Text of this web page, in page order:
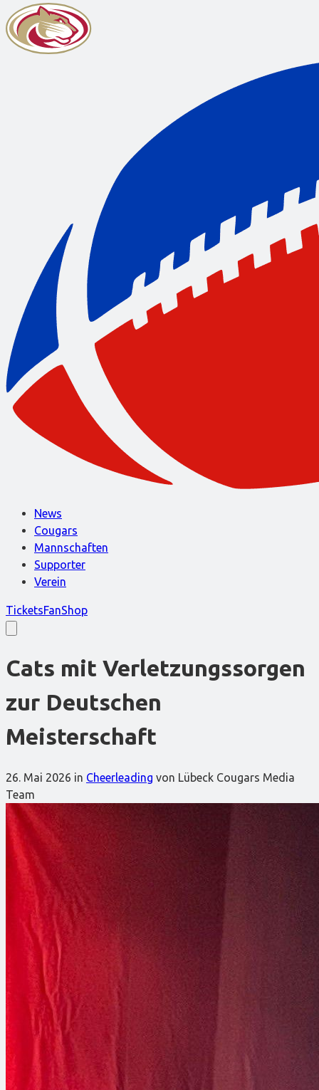
News
Cougars
Mannschaften
Supporter
Verein
TicketsFanShop
Cats mit Verletzungssorgen
zur Deutschen
Meisterschaft
26. Mai 2026 in Cheerleading von Lübeck Cougars Media
Team